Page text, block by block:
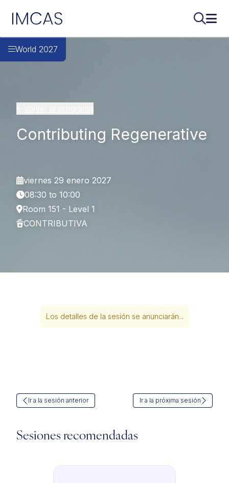
IMCAS
World 2027
Contributing Regenerative
viernes 29 enero 2027
08:30 to 10:00
Room 151 - Level 1
CONTRIBUTIVA
Los detalles de la sesión se anunciarán...
Ir a la sesión anterior Ir a la próxima sesión
Sesiones recomendadas